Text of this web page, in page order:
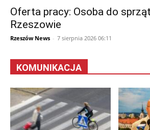
Oferta pracy: Osoba do
Rzeszowie
Rzeszów News - 7 sierpnia 2026 06:11
KOMUNIKACJA